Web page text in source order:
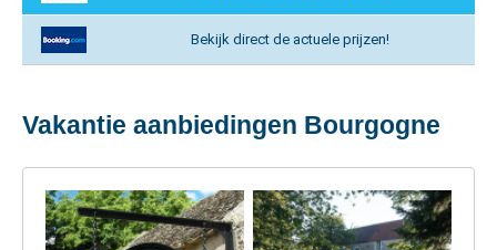
Bekijk direct de actuele prijzen!
Vakantie aanbiedingen Bourgogne